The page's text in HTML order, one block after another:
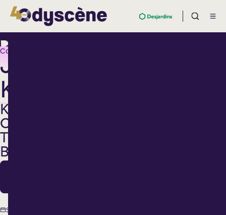
Country
JAY
KUTCHER
KING
OF
THE
BAR
Samedi